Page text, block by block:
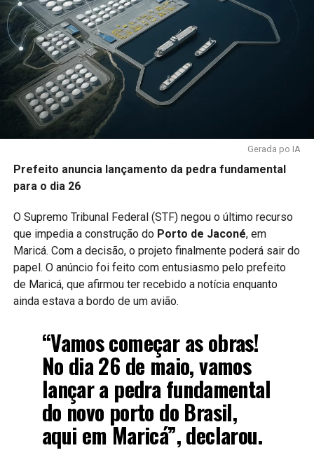
Gerada po IA
Prefeito anuncia lançamento da pedra fundamental
para o dia 26
O Supremo Tribunal Federal (STF) negou o último recurso
que impedia a construção do Porto de Jaconé, em
Maricá. Com a decisão, o projeto finalmente poderá sair do
papel. O anúncio foi feito com entusiasmo pelo prefeito
de Maricá, que afirmou ter recebido a notícia enquanto
ainda estava a bordo de um avião.
“Vamos começar as obras!
No dia 26 de maio, vamos
lançar a pedra fundamental
do novo porto do Brasil,
aqui em Maricá”, declarou.